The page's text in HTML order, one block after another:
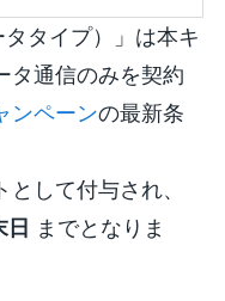
タイプ）」は本キ
タ通信のみを契約
ンペーンの最新条
して付与され、
日
までとなりま